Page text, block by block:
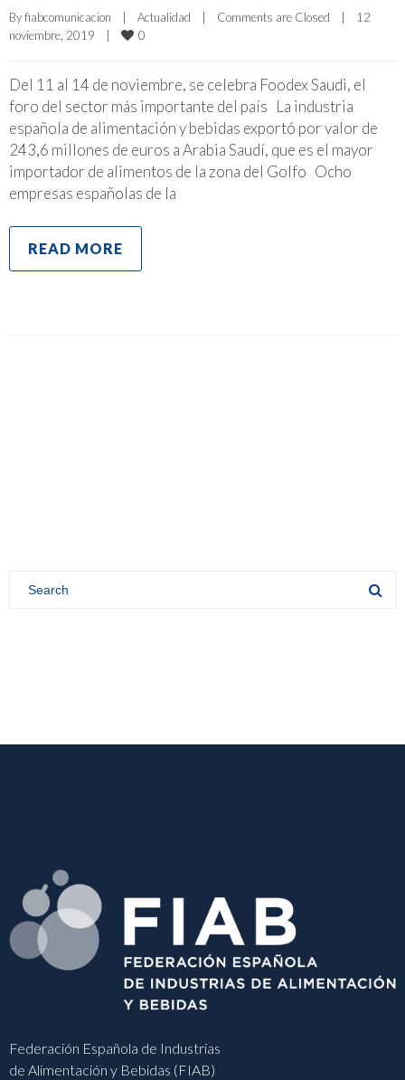
By fiabcomunicacion Actualidad Comments are Closed
12
noviembre, 2019
0
Del 11 al 14 de noviembre, se celebra Foodex Saudi, el
foro del sector más importante del país La industria
española de alimentación y bebidas exportó por valor de
243,6 millones de euros a Arabia Saudí, que es el mayor
importador de alimentos de la zona del Golfo Ocho
empresas españolas de la
READ MORE
Federación Española de Industrias
de Alimentación y Bebidas (FIAB)